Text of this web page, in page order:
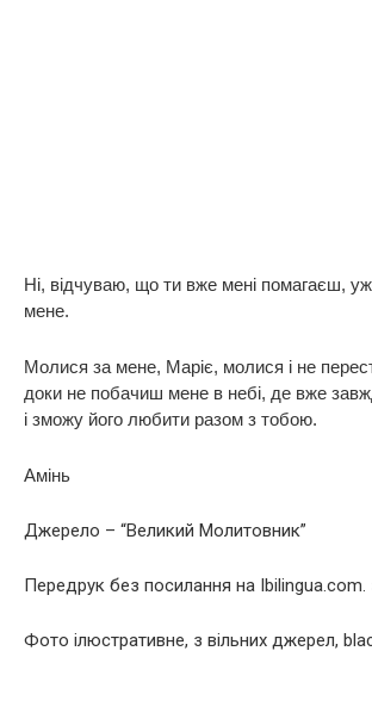
Ні, відчуваю, що ти вже мені помагаєш,
мене.
Молися за мене, Маріє, молися і не
доки не побачиш мене в небі, де вже
і зможу його любити разом з тобою.
Амінь
Джерело – “Великий Молитовник”
Передрук без посилання на
Фото ілюстративне, з вільних джерел,